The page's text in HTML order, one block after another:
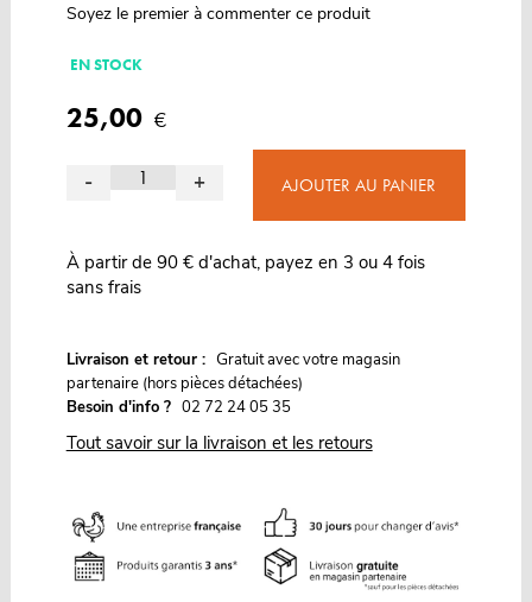
Soyez le premier à commenter ce produit
EN STOCK
25,00 €
- + AJOUTER AU PANIER
À partir de 90 € d'achat, payez en 3 ou 4 fois
sans frais
Livraison et retour : Gratuit avec votre magasin
partenaire (hors pièces détachées)
Besoin d'info ? 02 72 24 05 35
Tout savoir sur la livraison et les retours